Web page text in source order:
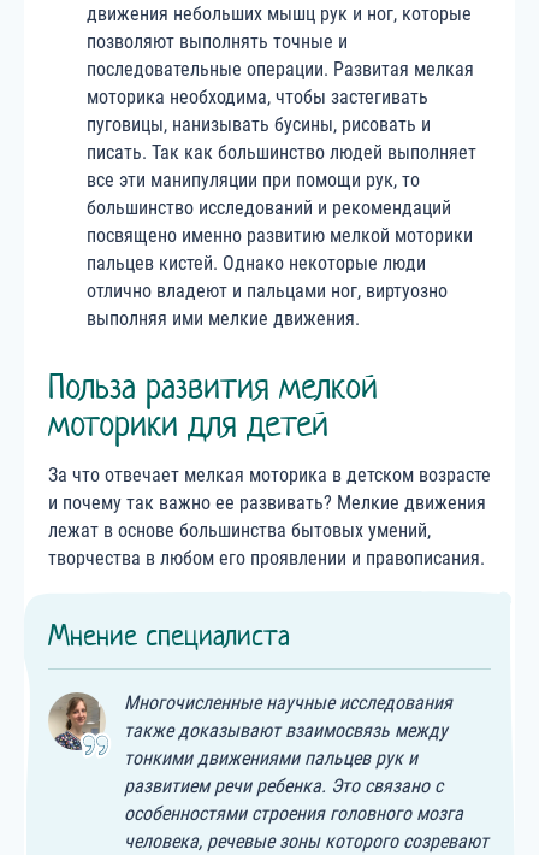
движения небольших мышц рук и ног, которые
позволяют выполнять точные и
последовательные операции. Развитая мелкая
моторика необходима, чтобы застегивать
пуговицы, нанизывать бусины, рисовать и
писать. Так как большинство людей выполняет
все эти манипуляции при помощи рук, то
большинство исследований и рекомендаций
посвящено именно развитию мелкой моторики
пальцев кистей. Однако некоторые люди
отлично владеют и пальцами ног, виртуозно
выполняя ими мелкие движения.
Польза развития мелкой
моторики для детей
За что отвечает мелкая моторика в детском возрасте
и почему так важно ее развивать? Мелкие движения
лежат в основе большинства бытовых умений,
творчества в любом его проявлении и правописания.
Мнение специалиста
Многочисленные научные исследования
также доказывают взаимосвязь между
тонкими движениями пальцев рук и
развитием речи ребенка. Это связано с
особенностями строения головного мозга
человека, речевые зоны которого созревают